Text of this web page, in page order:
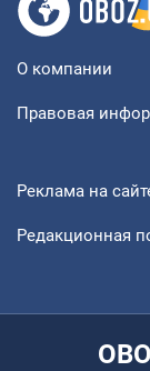
О компании
Правовая
Реклама на
Редакционная